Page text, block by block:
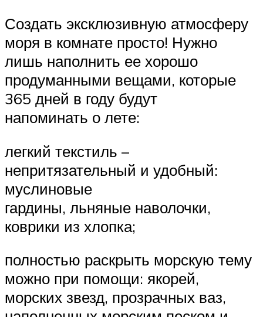
Создать эксклюзивную атмосферу
моря в комнате просто! Нужно
лишь наполнить ее хорошо
продуманными вещами, которые
365 дней в году будут
напоминать о лете:
легкий текстиль –
непритязательный и удобный:
муслиновые
гардины, льняные наволочки,
коврики из хлопка;
полностью раскрыть морскую тему
можно при помощи: якорей,
морских звезд, прозрачных ваз,